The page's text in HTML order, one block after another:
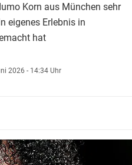
Korn aus München sehr
eigenes Erlebnis in
hat
2026 - 14:34 Uhr